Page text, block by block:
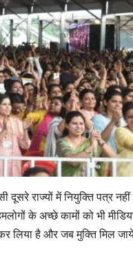
राज्यों में नियुक्ति पत्र नहीं
के अच्छे कामों को भी
कर लिया है और जब मुक्ति मिल